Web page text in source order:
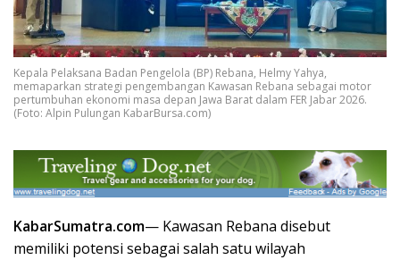
Kepala Pelaksana Badan Pengelola (BP) Rebana, Helmy Yahya,
memaparkan strategi pengembangan Kawasan Rebana sebagai motor
pertumbuhan ekonomi masa depan Jawa Barat dalam FER Jabar 2026.
(Foto: Alpin Pulungan KabarBursa.com)
KabarSumatra.com— Kawasan Rebana disebut
memiliki potensi sebagai salah satu wilayah